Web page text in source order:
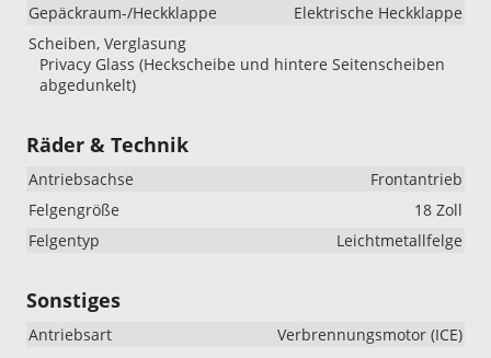
Gepäckraum-/Heckklappe
Elektrische Heckklappe
Scheiben, Verglasung
Privacy Glass (Heckscheibe und hintere Seitenscheiben
abgedunkelt)
Räder & Technik
Antriebsachse
Frontantrieb
Felgengröße
18 Zoll
Felgentyp
Leichtmetallfelge
Sonstiges
Antriebsart
Verbrennungsmotor (ICE)